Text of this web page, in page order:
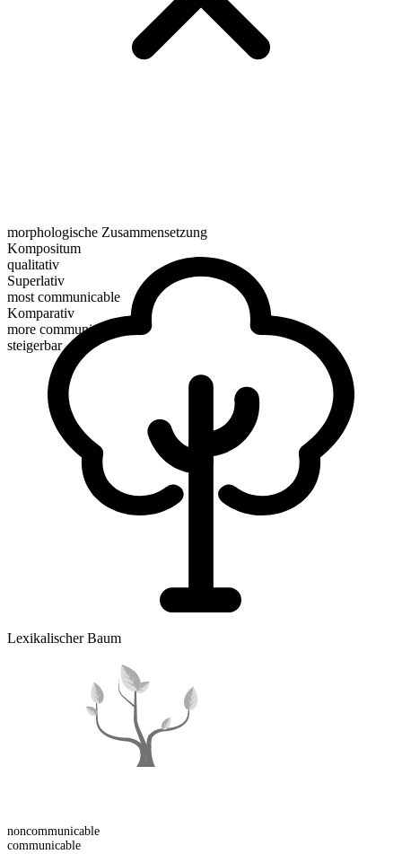
morphologische Zusammensetzung
Kompositum
qualitativ
Superlativ
most communicable
Komparativ
more communicable
steigerbar
Lexikalischer Baum
noncommunicable
communicable